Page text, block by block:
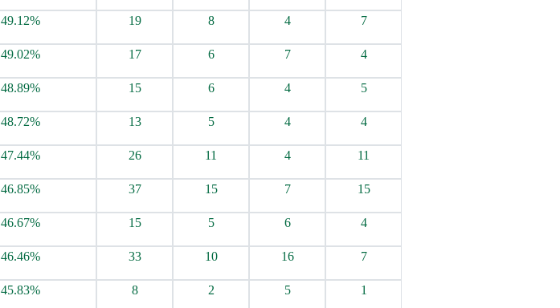
49.12% 19 8 4 7
49.02% 17 6 7 4
48.89% 15 6 4 5
48.72% 13 5 4 4
47.44% 26 11 4 11
46.85% 37 15 7 15
46.67% 15 5 6 4
46.46% 33 10 16 7
45.83% 8 2 5 1